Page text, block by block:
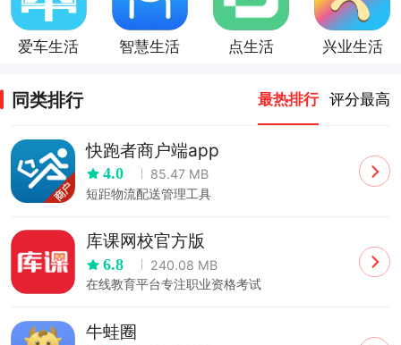
爱车生活
智慧生活
点生活
兴业生活
同类排行 最热排行 评分最高
快跑者商户端app
4.0
85.47 MB
短距物流配送管理工具
库课网校官方版
6.8
240.08 MB
在线教育平台专注职业资格考试
牛蛙圈